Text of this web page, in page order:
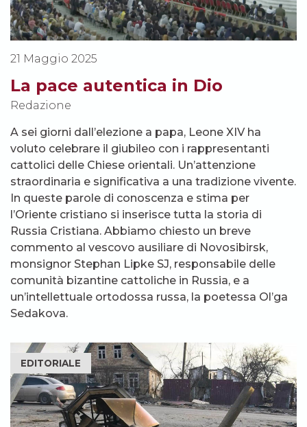
21 Maggio 2025
La pace autentica in Dio
Redazione
A sei giorni dall’elezione a papa, Leone XIV ha
voluto celebrare il giubileo con i rappresentanti
cattolici delle Chiese orientali. Un’attenzione
straordinaria e significativa a una tradizione vivente.
In queste parole di conoscenza e stima per
l’Oriente cristiano si inserisce tutta la storia di
Russia Cristiana. Abbiamo chiesto un breve
commento al vescovo ausiliare di Novosibirsk,
monsignor Stephan Lipke SJ, responsabile delle
comunità bizantine cattoliche in Russia, e a
un’intellettuale ortodossa russa, la poetessa Ol’ga
Sedakova.
EDITORIALE